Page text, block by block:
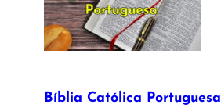
Bíblia Católica Portuguesa